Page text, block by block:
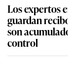
Los expertos
guardan
son
control